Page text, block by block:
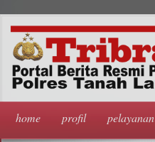
home profil pelayanan